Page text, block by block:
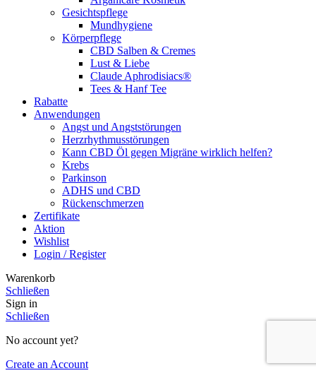
Gesichtspflege
Mundhygiene
Körperpflege
CBD Salben & Cremes
Lust & Liebe
Claude Aphrodisiacs®
Tees & Hanf Tee
Rabatte
Anwendungen
Angst und Angststörungen
Herzrhythmusstörungen
Kann CBD Öl gegen Migräne wirklich helfen?
Krebs
Parkinson
ADHS und CBD
Rückenschmerzen
Zertifikate
Aktion
Wishlist
Login / Register
Warenkorb
Schließen
Sign in
Schließen
No account yet?
Create an Account